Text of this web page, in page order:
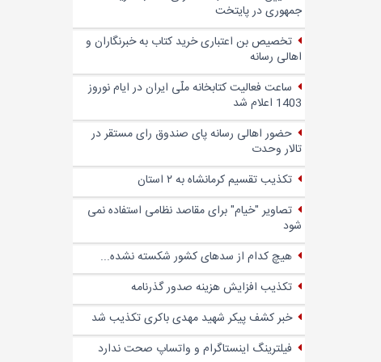
جمهوری در پایتخت
تخصیص بن اعتباری خرید کتاب به خبرنگاران و
اهالی رسانه
ساعت فعالیت کتابخانه ملّی ایران در ایام نوروز
1403 اعلام شد
حضور اهالی رسانه پای صندوق‌ رای مستقر در
تالار وحدت
تکذیب تقسیم کرمانشاه به ۲ استان
تصاویر "خیام" برای مقاصد نظامی استفاده نمی
شود
هیچ کدام از سدهای کشور شکسته نشده...
تکذیب افزایش هزینه صدور گذرنامه
خبر کشف پیکر شهید مهدی باکری تکذیب شد
فیلترینگ اینستاگرام و واتساپ صحت ندارد